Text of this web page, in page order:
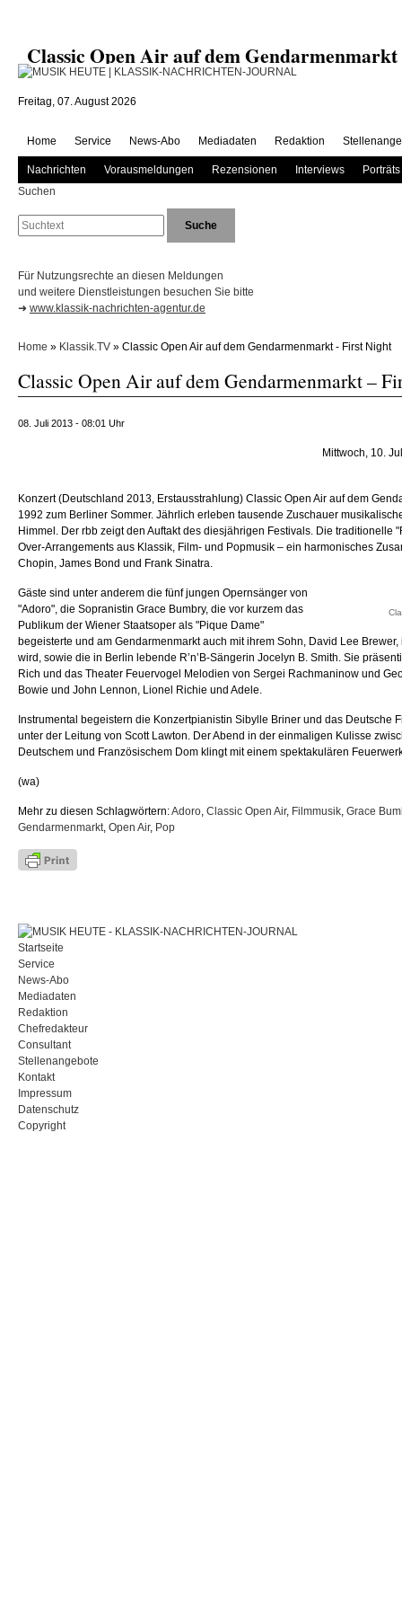
Classic Open Air auf dem
Freitag, 07. August 2026
Home Service News-Abo Mediadaten Redaktion
Nachrichten Vorausmeldungen Rezensionen Interviews
Porträts
Suchen
Für Nutzungsrechte an diesen Meldungen
und weitere Dienstleistungen besuchen Sie bitte
➜ www.klassik-nachrichten-agentur.de
Home » Klassik.TV » Classic Open Air auf dem Gendarmenmarkt - First Night
Classic Open Air auf dem Gendarmenmarkt –
08. Juli 2013 - 08:01 Uhr
Mittwoch, 10.
Konzert (Deutschland 2013, Erstausstrahlung) Classic Open Air auf dem
1992 zum Berliner Sommer. Jährlich erleben tausende Zuschauer
Himmel. Der rbb zeigt den Auftakt des diesjährigen Festivals. Die traditionelle
Over-Arrangements aus Klassik, Film- und Popmusik – ein harmonisches
Chopin, James Bond und Frank Sinatra.
Gäste sind unter anderem die fünf jungen Opernsänger von
"Adoro", die Sopranistin Grace Bumbry, die vor kurzem das
Publikum der Wiener Staatsoper als "Pique Dame"
begeisterte und am Gendarmenmarkt auch mit ihrem Sohn, David Lee
wird, sowie die in Berlin lebende R’n’B-Sängerin Jocelyn B. Smith. Sie
Rich und das Theater Feuervogel Melodien von Sergei Rachmaninow und
Bowie und John Lennon, Lionel Richie und Adele.
Instrumental begeistern die Konzertpianistin Sibylle Briner und das Deutsche
unter der Leitung von Scott Lawton. Der Abend in der einmaligen Kulisse
Deutschem und Französischem Dom klingt mit einem spektakulären
(wa)
Mehr zu diesen Schlagwörtern:Adoro, Classic Open Air, Filmmusik, Grace
Gendarmenmarkt, Open Air, Pop
Startseite
Service
News-Abo
Mediadaten
Redaktion
Chefredakteur
Consultant
Stellenangebote
Kontakt
Impressum
Datenschutz
Copyright